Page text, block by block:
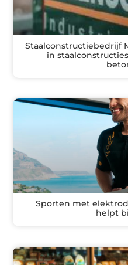
Staalconstructiebedrijf
in
Sporten met
helpt